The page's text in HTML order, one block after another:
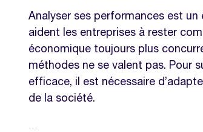
Analyser ses performances est un
aident les entreprises à rester
économique toujours plus
méthodes ne se valent pas. Pour
efficace, il est nécessaire
de la société.
…